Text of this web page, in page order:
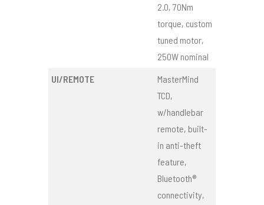
2.0, 70Nm
torque, custom
tuned motor,
250W nominal
UI/REMOTE
MasterMind
TCD,
w/handlebar
remote, built-
in anti-theft
feature,
Bluetooth®
connectivity,